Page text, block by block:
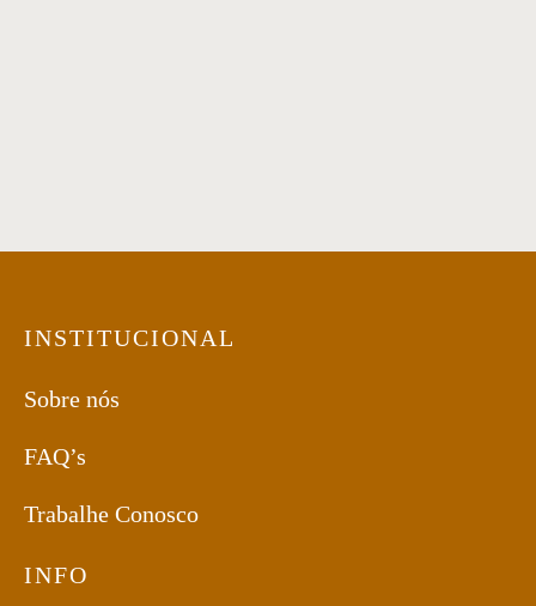
INSTITUCIONAL
Sobre nós
FAQ’s
Trabalhe Conosco
INFO